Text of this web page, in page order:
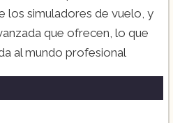
los simuladores de vuelo, y
que ofrecen, lo que
al mundo profesional​